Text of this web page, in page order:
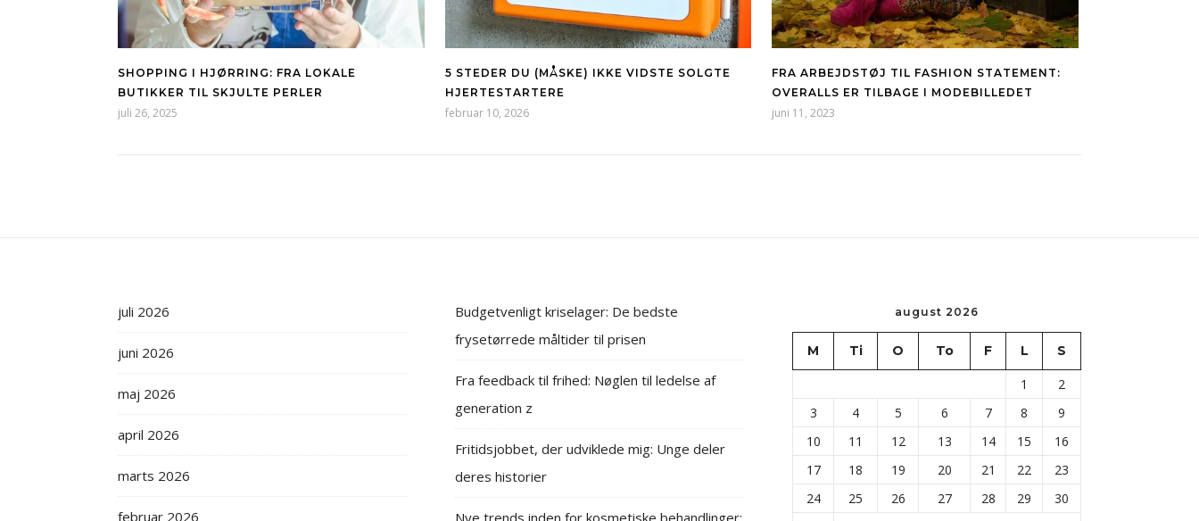
SHOPPING I HJØRRING: FRA LOKALE
BUTIKKER TIL SKJULTE PERLER
juli 26, 2025
5 STEDER DU (MÅSKE) IKKE VIDSTE SOLGTE
HJERTESTARTERE
februar 10, 2026
FRA ARBEJDSTØJ TIL FASHION STATEMENT:
OVERALLS ER TILBAGE I MODEBILLEDET
juni 11, 2023
juli 2026
juni 2026
maj 2026
april 2026
marts 2026
februar 2026
Budgetvenligt kriselager: De bedste
frysetørrede måltider til prisen
Fra feedback til frihed: Nøglen til ledelse af
generation z
Fritidsjobbet, der udviklede mig: Unge deler
deres historier
august 2026
M Ti O To F L S
1
2
3
4 5 6 7 8
9
10
11 12 13 14 15
16
17
18 19 20 21 22
23
24
25 26 27 28 29
30